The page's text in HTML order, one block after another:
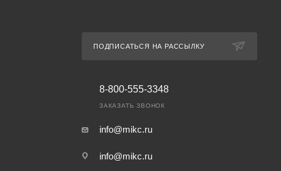
ПОДПИСАТЬСЯ НА РАССЫЛКУ
8-800-555-3348
ЗАКАЗАТЬ ЗВОНОК
info@mikc.ru
info@mikc.ru